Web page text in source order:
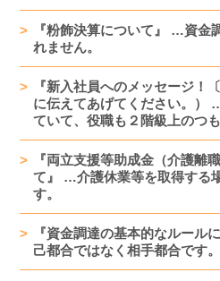
『粉飾決算について』 …資金
れません。
『新入社員へのメッセージ！
に伝えてあげてください。）
ていて、役職も２階級上のつ
『両立支援等助成金（介護離
て』 …介護休業等を取得する
す。
『資金調達の基本的なルール
己都合ではなく相手都合です。